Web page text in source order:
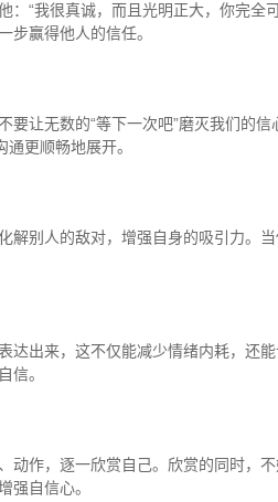
“我很真诚，而且光明正大，你完全
步赢得他人的信任。
让无数的“等下一次吧”磨灭我们的
更顺畅地展开。
别人的敌对，增强自身的吸引力。
出来，这不仅能减少情绪内耗，还
信。
作，逐一欣赏自己。欣赏的同时，
强自信心。